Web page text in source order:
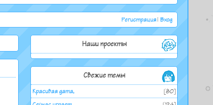
Регистрация| Вход
Наши проекты
Свежие темы
Красивая дата.
[80]